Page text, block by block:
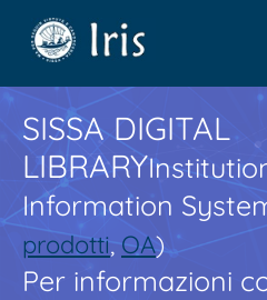
SISSA DIGITAL
LIBRARY
Information
prodotti,OA)
Per informazioni